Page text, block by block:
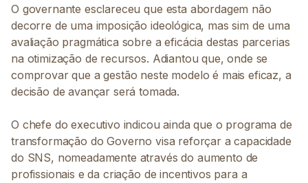
O governante esclareceu que esta abordagem não
decorre de uma imposição ideológica, mas sim de uma
avaliação pragmática sobre a eficácia destas parcerias
na otimização de recursos. Adiantou que, onde se
comprovar que a gestão neste modelo é mais eficaz, a
decisão de avançar será tomada.
O chefe do executivo indicou ainda que o programa de
transformação do Governo visa reforçar a capacidade
do SNS, nomeadamente através do aumento de
profissionais e da criação de incentivos para a